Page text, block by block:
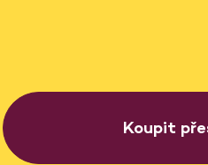
Koupit